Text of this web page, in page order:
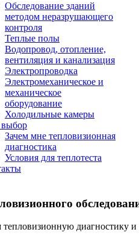
Обследование зданий
методом неразрушающего
контроля
Теплые полы
Водопровод, отопление,
вентиляция и канализация
Электропроводка
Электромеханическое и
механическое
оборудование
Холодильные камеры
Зачем мне тепловизионная
диагностика
Условия для теплотеста
диагностику